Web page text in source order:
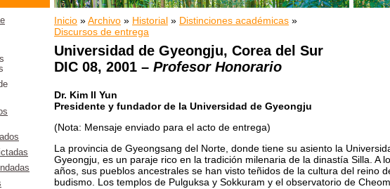
Inicio »Archivo » Historial » Distinciones académicas »
Discursos de entrega
Universidad de Gyeongju, Corea del Sur
DIC 08, 2001 – Profesor Honorario
Dr. Kim Il Yun
Presidente y fundador de la Universidad de Gyeongju
(Nota: Mensaje enviado para el acto de entrega)
La provincia de Gyeongsang del Norte, donde tiene su asiento la
Gyeongju, es un paraje rico en la tradición milenaria de la dinastía Silla. A
años, sus pueblos ancestrales se han visto teñidos de la cultura del reino
budismo. Los templos de Pulguksa y Sokkuram y el observatorio de